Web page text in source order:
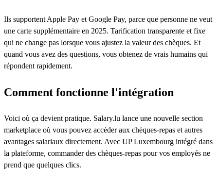
Ils supportent Apple Pay et Google Pay, parce que personne ne veut
une carte supplémentaire en 2025. Tarification transparente et fixe
qui ne change pas lorsque vous ajustez la valeur des chèques. Et
quand vous avez des questions, vous obtenez de vrais humains qui
répondent rapidement.
Comment fonctionne l'intégration
Voici où ça devient pratique. Salary.lu lance une nouvelle section
marketplace où vous pouvez accéder aux chèques-repas et autres
avantages salariaux directement. Avec UP Luxembourg intégré dans
la plateforme, commander des chèques-repas pour vos employés ne
prend que quelques clics.